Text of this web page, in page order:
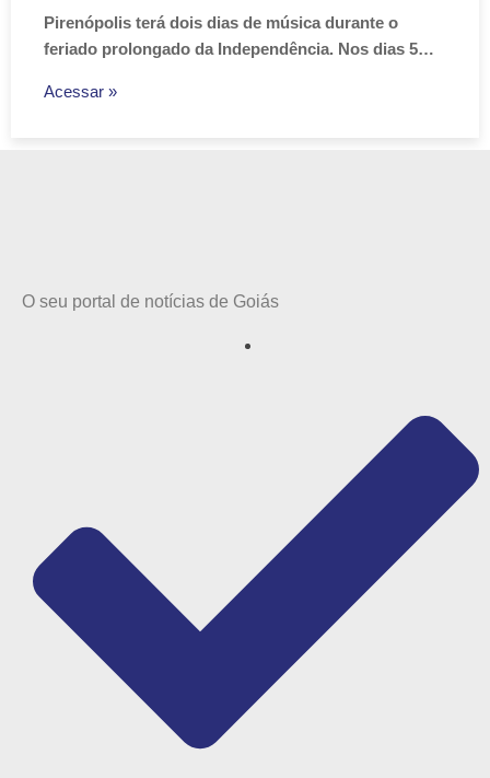
Pirenópolis terá dois dias de música durante o
feriado prolongado da Independência. Nos dias 5…
Acessar »
O seu portal de notícias de Goiás